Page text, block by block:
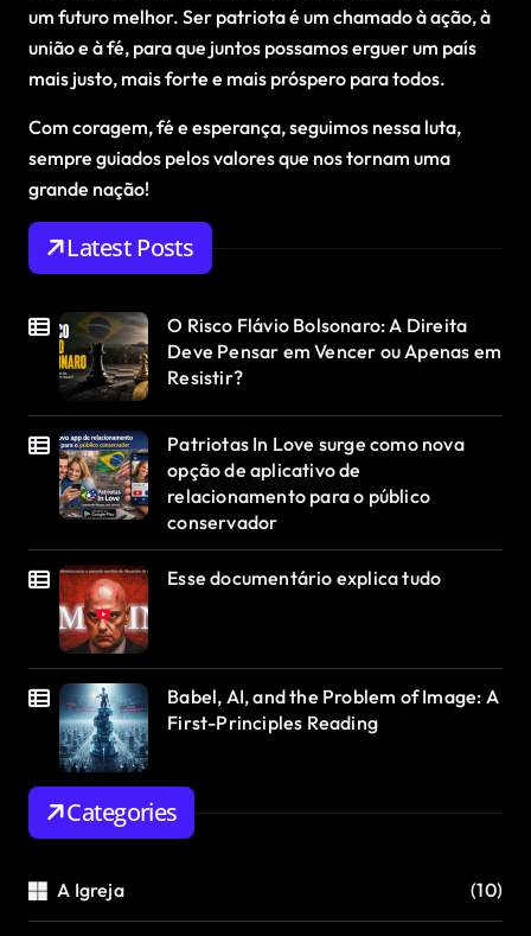
um futuro melhor. Ser patriota é um chamado à ação, à
união e à fé, para que juntos possamos erguer um país
mais justo, mais forte e mais próspero para todos.
Com coragem, fé e esperança, seguimos nessa luta,
sempre guiados pelos valores que nos tornam uma
grande nação!
Latest Posts
O Risco Flávio Bolsonaro: A Direita
Deve Pensar em Vencer ou Apenas em
Resistir?
Patriotas In Love surge como nova
opção de aplicativo de
relacionamento para o público
conservador
Esse documentário explica tudo
Babel, AI, and the Problem of Image: A
First-Principles Reading
Categories
A Igreja (10)